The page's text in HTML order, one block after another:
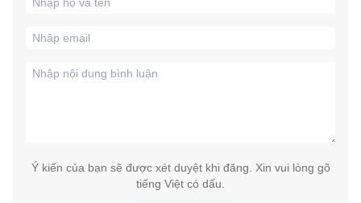
Ý kiến của bạn sẽ được xét duyệt khi đăng. Xin vui lòng gõ
tiếng Việt có dấu.